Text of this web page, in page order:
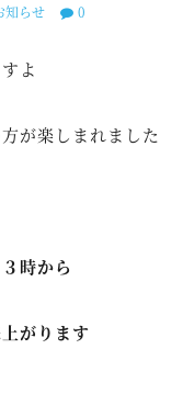
知らせ 0
よ
が楽しまれました
時から
がります